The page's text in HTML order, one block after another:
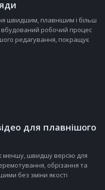
швидшим, плавнішим і більш
вбудований робочий процес
редагування, покращує
для плавнішого
меншу, швидшу версію для
обрізання та
без зміни якості